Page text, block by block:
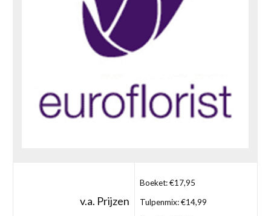
v.a. Prijzen
Boeket: €17,95
Tulpenmix: €14,99